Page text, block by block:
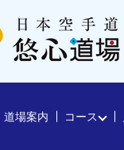
道場案内 コース